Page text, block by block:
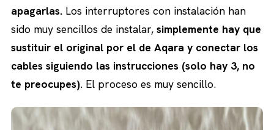
apagarlas. Los interruptores con instalación han
sido muy sencillos de instalar, simplemente hay que
sustituir el original por el de Aqara y conectar los
cables siguiendo las instrucciones (solo hay 3, no
te preocupes). El proceso es muy sencillo.